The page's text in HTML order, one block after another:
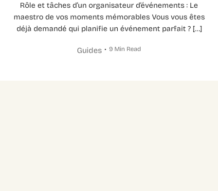
Rôle et tâches d’un organisateur d’événements : Le
maestro de vos moments mémorables Vous vous êtes
déjà demandé qui planifie un événement parfait ? […]
Guides 9 Min Read